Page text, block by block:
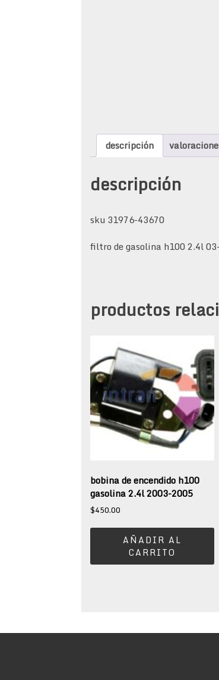
descripción
descripción
sku 31976-43670
filtro de gasolina h100 2.4l
productos
bobina de encendido h100
gasolina 2.4l 2003-2005
$450.00
AÑADIR AL
CARRITO